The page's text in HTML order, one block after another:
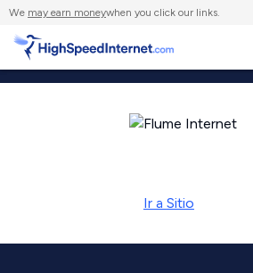
We may earn moneywhen you click our links.
Ir a Sitio